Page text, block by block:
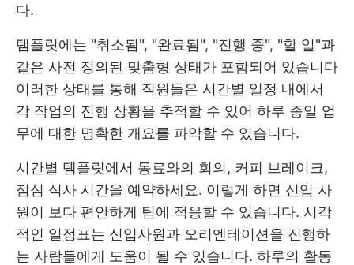
다.
템플릿에는 "취소됨", "완료됨", "진행 중", "할 일"과
같은 사전 정의된 맞춤형 상태가 포함되어 있습니다
이러한 상태를 통해 직원들은 시간별 일정 내에서
각 작업의 진행 상황을 추적할 수 있어 하루 종일 업
무에 대한 명확한 개요를 파악할 수 있습니다.
시간별 템플릿에서 동료와의 회의, 커피 브레이크,
점심 식사 시간을 예약하세요. 이렇게 하면 신입 사
원이 보다 편안하게 팀에 적응할 수 있습니다. 시각
적인 일정표는 신입사원과 오리엔테이션을 진행하
는 사람들에게 도움이 될 수 있습니다. 하루의 활동